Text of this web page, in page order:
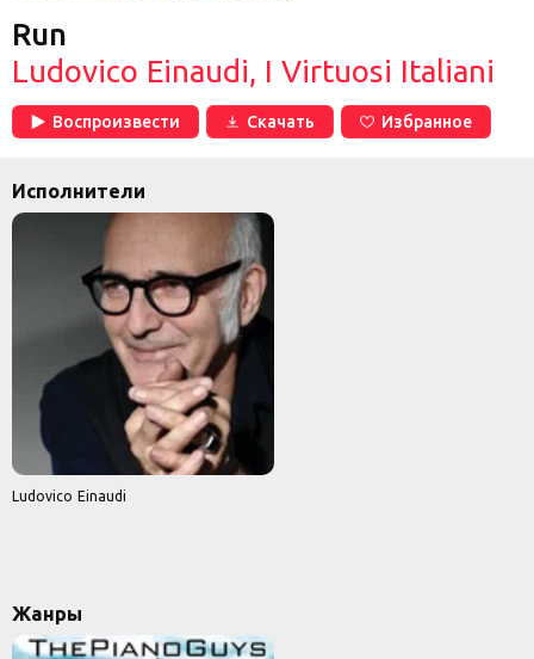
Run
Ludovico Einaudi, I Virtuosi Italiani
Воспроизвести Скачать Избранное
Исполнители
Ludovico Einaudi
Жанры